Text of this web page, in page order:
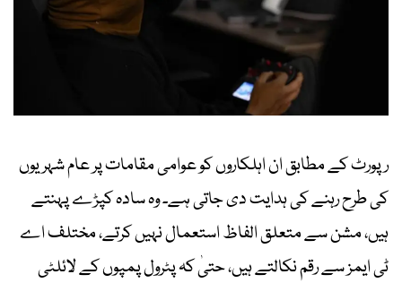
رپورٹ کے مطابق ان اہلکاروں کو عوامی مقامات پر عام شہریوں
کی طرح رہنے کی ہدایت دی جاتی ہے۔ وہ سادہ کپڑے پہنتے
ہیں، مشن سے متعلق الفاظ استعمال نہیں کرتے، مختلف اے
ٹی ایمز سے رقم نکالتے ہیں، حتیٰ کہ پٹرول پمپوں کے لائلٹی